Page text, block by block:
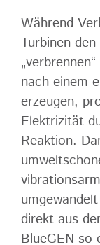
Während
Turbinen
nach einem
erzeugen,
Elektrizität
Reaktion.
direkt aus
BlueGEN so